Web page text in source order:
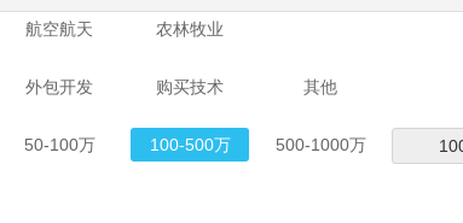
航空航天 农林牧业
外包开发 购买技术 其他
50-100万 100-500万 500-1000万